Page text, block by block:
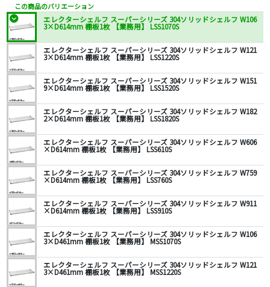
この商品のバリエーション
エレクターシェルフ スーパーシリーズ 304ソリッドシェルフ W106
3×D614mm 棚板1枚 【業務用】 LSS1070S
エレクターシェルフ スーパーシリーズ 304ソリッドシェルフ W121
3×D614mm 棚板1枚 【業務用】 LSS1220S
エレクターシェルフ スーパーシリーズ 304ソリッドシェルフ W151
9×D614mm 棚板1枚 【業務用】 LSS1520S
エレクターシェルフ スーパーシリーズ 304ソリッドシェルフ W182
2×D614mm 棚板1枚 【業務用】 LSS1820S
エレクターシェルフ スーパーシリーズ 304ソリッドシェルフ W606
×D614mm 棚板1枚 【業務用】 LSS610S
エレクターシェルフ スーパーシリーズ 304ソリッドシェルフ W759
×D614mm 棚板1枚 【業務用】 LSS760S
エレクターシェルフ スーパーシリーズ 304ソリッドシェルフ W911
×D614mm 棚板1枚 【業務用】 LSS910S
エレクターシェルフ スーパーシリーズ 304ソリッドシェルフ W106
3×D461mm 棚板1枚 【業務用】 MSS1070S
エレクターシェルフ スーパーシリーズ 304ソリッドシェルフ W121
3×D461mm 棚板1枚 【業務用】 MSS1220S